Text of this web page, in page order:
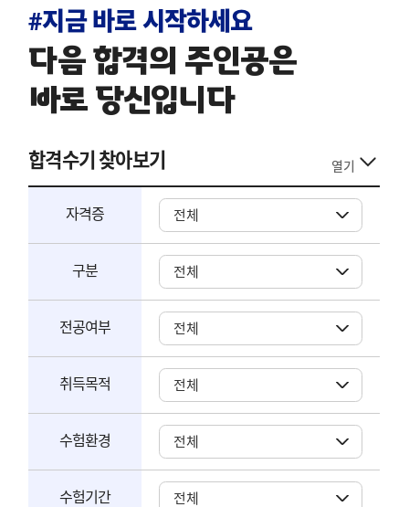
#지금 바로 시작하세요
다음 합격의 주인공은
바로 당신입니다
합격수기 찾아보기 열기
자격증
구분
전공여부
취득목적
수험환경
수험기간